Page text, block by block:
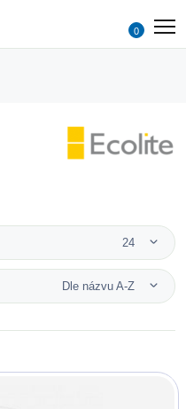
0
24
Dle názvu A-Z